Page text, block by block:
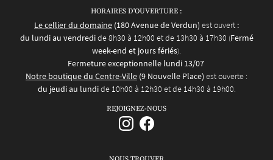
HORAIRES D'OUVERTURE :
Le cellier du domaine (180 Avenue de Verdun) est ouvert :
du lundi au vendredide 8h30 à 12h00 et de 13h30 à 17h30 (Fermé
week-end et jours fériés).
Fermeture exceptionnelle lundi 13/07
Notre boutique du Centre-Ville (9 Nouvelle Place) est ouverte :
du jeudi au lundide 10h00 à 12h30 et de 14h30 à 19h00.
REJOIGNEZ-NOUS